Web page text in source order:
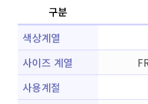
구분
색상계열
사이즈 계열
사용계절